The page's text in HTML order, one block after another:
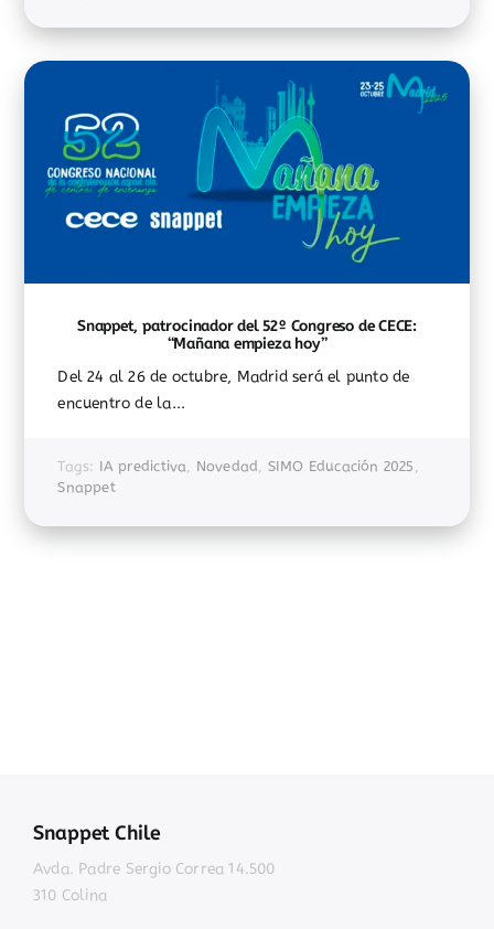
Snappet, patrocinador del 52º Congreso de CECE:
“Mañana empieza hoy”
Del 24 al 26 de octubre, Madrid será el punto de
encuentro de la...
Tags: IA predictiva, Novedad, SIMO Educación 2025,
Snappet
Snappet Chile
Avda. Padre Sergio Correa 14.500
310 Colina